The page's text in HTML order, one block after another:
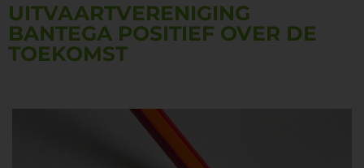
UITVAARTVERENIGING
BANTEGA POSITIEF OVER DE
TOEKOMST